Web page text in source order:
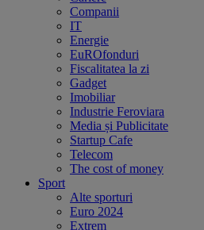
Companii
IT
Energie
EuROfonduri
Fiscalitatea la zi
Gadget
Imobiliar
Industrie Feroviara
Media și Publicitate
Startup Cafe
Telecom
The cost of money
Sport
Alte sporturi
Euro 2024
Extrem